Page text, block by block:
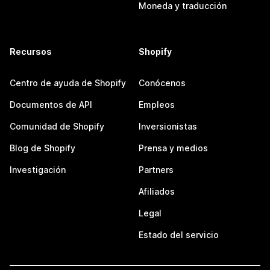
Moneda y traducción
Recursos
Centro de ayuda de Shopify
Documentos de API
Comunidad de Shopify
Blog de Shopify
Investigación
Shopify
Conócenos
Empleos
Inversionistas
Prensa y medios
Partners
Afiliados
Legal
Estado del servicio